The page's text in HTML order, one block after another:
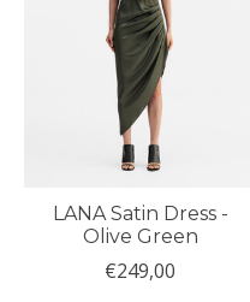
LANA Satin Dress -
Olive Green
€249,00